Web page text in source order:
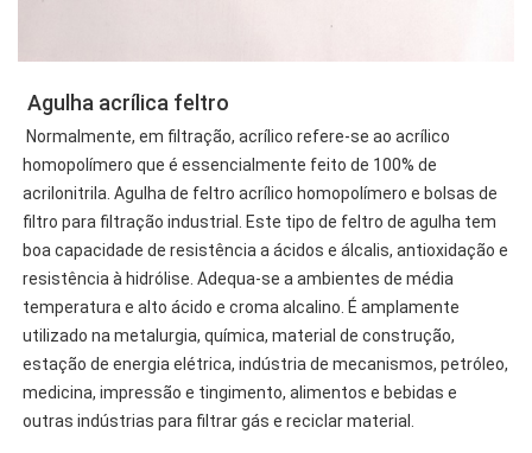
Agulha acrílica feltro
homopolímero que é essencialmente feito de 100% de
acrilonitrila. Agulha de feltro acrílico homopolímero e bolsas de
filtro para filtração industrial. Este tipo de feltro de agulha tem
boa capacidade de resistência a ácidos e álcalis, antioxidação e
resistência à hidrólise. Adequa-se a ambientes de média
temperatura e alto ácido e croma alcalino. É amplamente
utilizado na metalurgia, química, material de construção,
estação de energia elétrica, indústria de mecanismos, petróleo,
medicina, impressão e tingimento, alimentos e bebidas e
outras indústrias para filtrar gás e reciclar material.